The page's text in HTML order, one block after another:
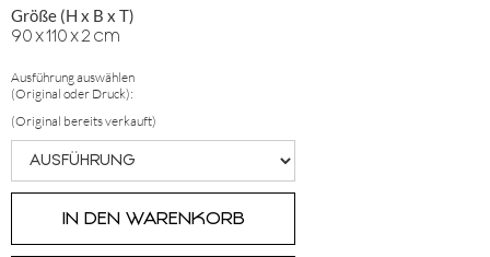
Größe (H x B x T)
90x110x2 cm
Ausführung auswählen
(Original oder Druck):
(Original bereits verkauft)